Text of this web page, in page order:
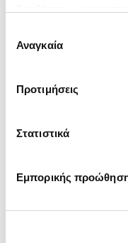
ενδιαφέρουν και να
συγκατάθεσης
Αναγκαία
Προτιμήσεις
Στατιστικά
Εμπορικής